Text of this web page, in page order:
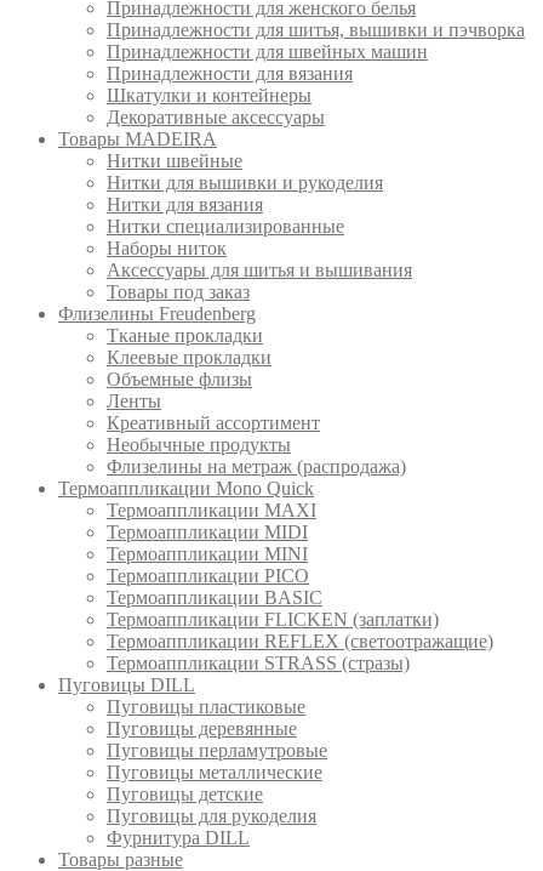
Принадлежности для женского белья
Принадлежности для шитья, вышивки и пэчворка
Принадлежности для швейных машин
Принадлежности для вязания
Шкатулки и контейнеры
Декоративные аксессуары
Товары MADEIRA
Нитки швейные
Нитки для вышивки и рукоделия
Нитки для вязания
Нитки специализированные
Наборы ниток
Аксессуары для шитья и вышивания
Товары под заказ
Флизелины Freudenberg
Тканые прокладки
Клеевые прокладки
Объемные флизы
Ленты
Креативный ассортимент
Необычные продукты
Флизелины на метраж (распродажа)
Термоаппликации Mono Quick
Термоаппликации MAXI
Термоаппликации MIDI
Термоаппликации MINI
Термоаппликации PICO
Термоаппликации BASIC
Термоаппликации FLICKEN (заплатки)
Термоаппликации REFLEX (светоотражащие)
Термоаппликации STRASS (стразы)
Пуговицы DILL
Пуговицы пластиковые
Пуговицы деревянные
Пуговицы перламутровые
Пуговицы металлические
Пуговицы детские
Пуговицы для рукоделия
Фурнитура DILL
Товары разные